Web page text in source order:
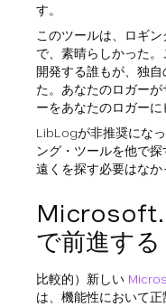
す。
このツールは、ロギ
で、素晴らしかった
開発する誰もが、独
た。あなたのロガー
ーをあなたのロガーに
LibLogが非推奨にな
ング・ツールを他で探
遠くを探す必要はなか
で前進する
比較的）新しい
は、機能性において